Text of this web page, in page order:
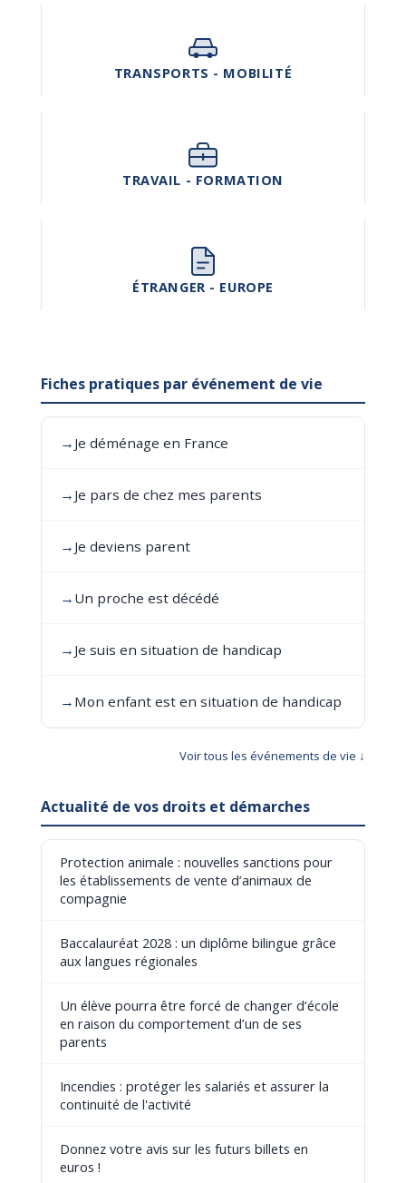
TRANSPORTS - MOBILITÉ
TRAVAIL - FORMATION
ÉTRANGER - EUROPE
Fiches pratiques par événement de vie
→ Je déménage en France
→ Je pars de chez mes parents
→ Je deviens parent
→ Un proche est décédé
→ Je suis en situation de handicap
→ Mon enfant est en situation de handicap
Voir tous les événements de vie ↓
Actualité de vos droits et démarches
Protection animale : nouvelles sanctions pour
les établissements de vente d’animaux de
compagnie
Baccalauréat 2028 : un diplôme bilingue grâce
aux langues régionales
Un élève pourra être forcé de changer d’école
en raison du comportement d’un de ses
parents
Incendies : protéger les salariés et assurer la
continuité de l'activité
Donnez votre avis sur les futurs billets en
euros !